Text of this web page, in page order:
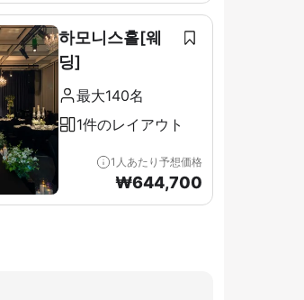
하모니스홀[웨
딩]
最大140名
1件のレイアウト
1人あたり予想価格
₩644,700